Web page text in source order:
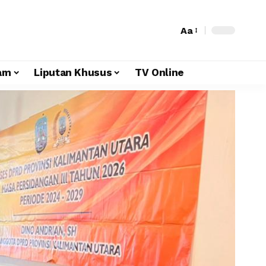
Aa
Liputan Khusus TV Online